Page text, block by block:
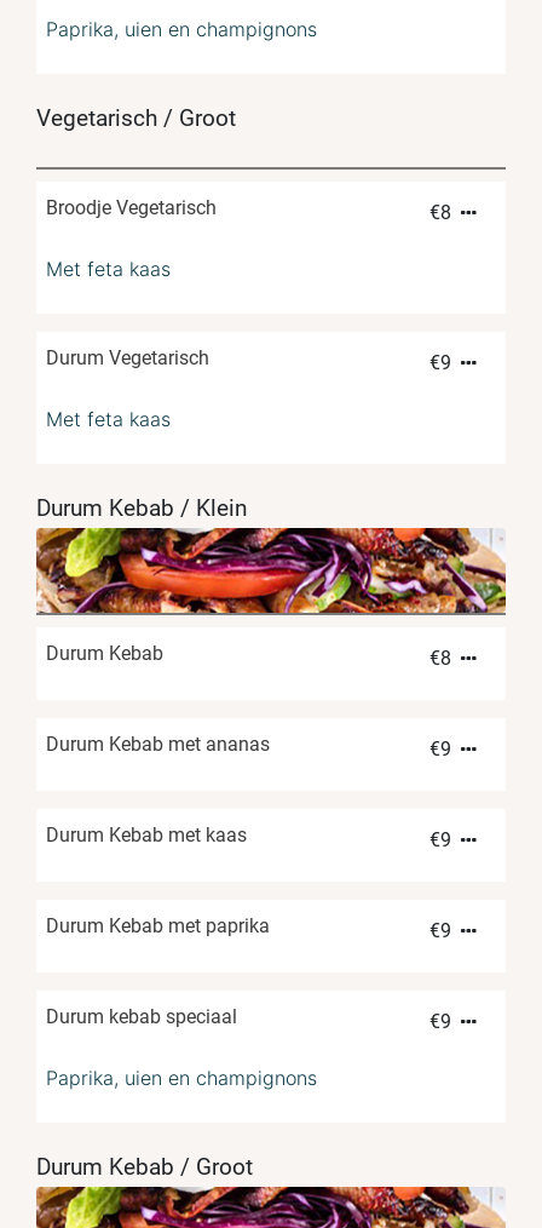
Paprika, uien en champignons
Vegetarisch / Groot
Broodje Vegetarisch €8
Met feta kaas
Durum Vegetarisch €9
Met feta kaas
Durum Kebab / Klein
Durum Kebab €8
Durum Kebab met ananas €9
Durum Kebab met kaas €9
Durum Kebab met paprika €9
Durum kebab speciaal €9
Paprika, uien en champignons
Durum Kebab / Groot